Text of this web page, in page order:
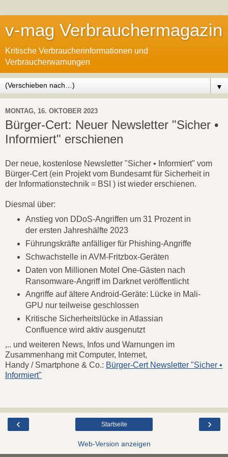
v-mag Verbrauchermagazin
Kritische Verbraucherinformationen und
Verbraucherwarnungen
▼
MONTAG, 16. OKTOBER 2023
Bürger-Cert: Neuer Newsletter "Sicher •
Informiert" erschienen
Der neue, kostenlose Newsletter "Sicher • Informiert" vom
Bürger-Cert (ein Projekt vom Bundesamt für Sicherheit in
der Informationstechnik = BSI ) ist wieder erschienen.
Diesmal über:
Anstieg von DDoS-Angriffen um 31 Prozent in
der ersten Jahreshälfte 2023
Führungskräfte anfälliger für Phishing-Angriffe
Schwachstelle in AVM-Fritzbox-Geräten
Daten von Millionen Motel One-Gästen nach
Ransomware-Angriff im Darknet veröffentlicht
Angriffe auf ältere Android-Geräte: Lücke in Mali-
GPU nur teilweise geschlossen
Kritische Sicherheitslücke in Atlassian
Confluence wird aktiv ausgenutzt
,.. und weiteren News, Infos und Warnungen im
Zusammenhang mit Computer, Internet,
Handy / Smartphone & Co.: Bürger-Cert Newsletter "Sicher •
Informiert"
‹ ›
Startseite
Web-Version anzeigen